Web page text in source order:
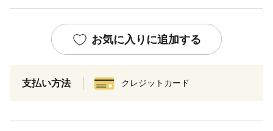
お気に入りに追加する
支払い方法 クレジットカード